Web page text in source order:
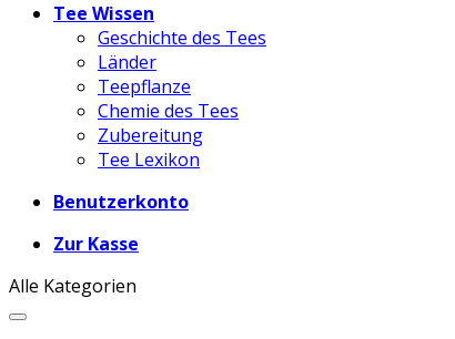
Tee Wissen
Geschichte des Tees
Länder
Teepflanze
Chemie des Tees
Zubereitung
Tee Lexikon
Benutzerkonto
Zur Kasse
Alle Kategorien